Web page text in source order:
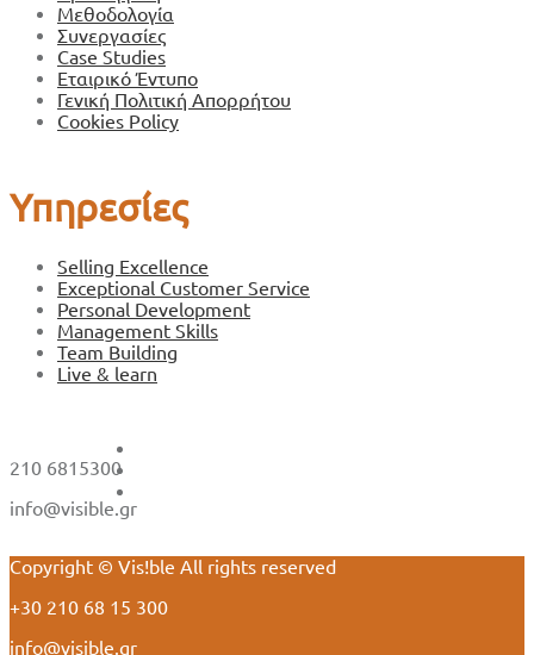
Μεθοδολογία
Συνεργασίες
Case Studies
Εταιρικό Έντυπο
Γενική Πολιτική Απορρήτου
Cookies Policy
Υπηρεσίες
Selling Excellence
Exceptional Customer Service
Personal Development
Management Skills
Team Building
Live & learn
210 6815300
info@visible.gr
Copyright © Vis!ble All rights reserved
+30 210 68 15 300
info@visible.gr